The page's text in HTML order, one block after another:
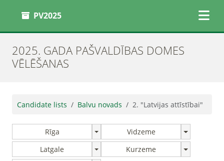
PV2025
2025. GADA PAŠVALDĪBAS DOMES
VĒLĒŠANAS
Candidate lists Balvu novads 2. "Latvijas attīstībai"
Rīga
Vidzeme
Latgale
Kurzeme